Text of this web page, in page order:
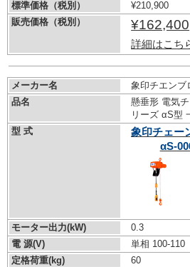
標準価格（税別）
¥210,900
販売価格（税別）
¥162,400
詳細はこち
メーカー名
象印チエンブ
品名
懸垂形 電気
リーズ αS型
型 式
象印チェー
αS-
モーター出力(kW)
0.3
電 源(V)
単相 100-110
定格荷重(kg)
60